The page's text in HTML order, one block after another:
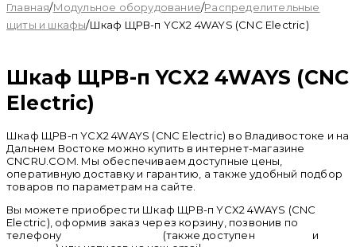
Главная/Модульное оборудование/Распределительные
щиты и шкафы/Шкаф ЩРВ-п YCX2 4WAYS (CNC Electric)
Шкаф ЩРВ-п YCX2 4WAYS (CNC
Electric)
Шкаф ЩРВ-п YCX2 4WAYS (CNC Electric) во Владивостоке и на
Дальнем Востоке можно купить в интернет-магазине
CNCRU.COM. Мы обеспечиваем доступные цены,
оперативную доставку и гарантию, а также удобный подбор
товаров по параметрам на сайте.
Вы можете приобрести Шкаф ЩРВ-п YCX2 4WAYS (CNC
Electric), оформив заказ через корзину, позвонив по
телефону
(также доступен
и